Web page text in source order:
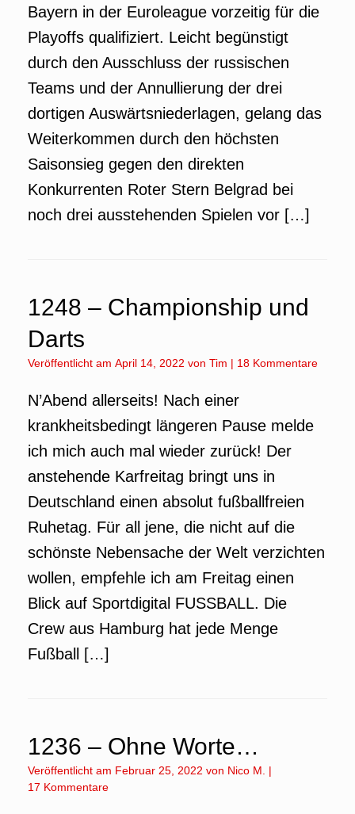
Bayern in der Euroleague vorzeitig für die
Playoffs qualifiziert. Leicht begünstigt
durch den Ausschluss der russischen
Teams und der Annullierung der drei
dortigen Auswärtsniederlagen, gelang das
Weiterkommen durch den höchsten
Saisonsieg gegen den direkten
Konkurrenten Roter Stern Belgrad bei
noch drei ausstehenden Spielen vor […]
1248 – Championship und
Darts
Veröffentlicht am April 14, 2022 von Tim | 18 Kommentare
N’Abend allerseits! Nach einer
krankheitsbedingt längeren Pause melde
ich mich auch mal wieder zurück! Der
anstehende Karfreitag bringt uns in
Deutschland einen absolut fußballfreien
Ruhetag. Für all jene, die nicht auf die
schönste Nebensache der Welt verzichten
wollen, empfehle ich am Freitag einen
Blick auf Sportdigital FUSSBALL. Die
Crew aus Hamburg hat jede Menge
Fußball […]
1236 – Ohne Worte…
Veröffentlicht am Februar 25, 2022 von Nico M.
|
17 Kommentare